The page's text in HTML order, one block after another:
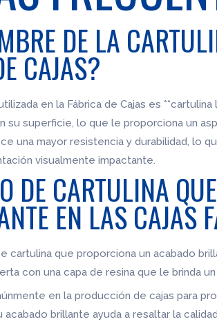
DE LA
CAJAS?
en la Fábrica de Cajas es
su superficie, lo que le proporciona un
una mayor resistencia y durabilidad, lo
visualmente impactante.
DE CARTULINA
EN LAS CAJAS
cartulina que proporciona un acabado
con una capa de resina que le brinda
en la producción de cajas para
brillante ayuda a resaltar la